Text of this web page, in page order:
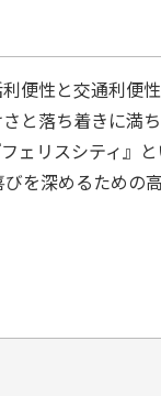
便性と交通利便
と落ち着きに満
ェリスシティ』と
を深めるための